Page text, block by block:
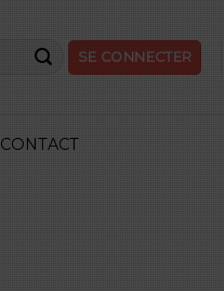
SE CONNECTER
CONTACT